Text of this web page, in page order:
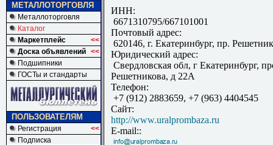
МЕТАЛЛОТОРГОВЛЯ
Металлоторговля
Каталог
Маркетплейс
<<
Доска объявлений <<
Подшипники
ГОСТы и стандарты
ПОЛЬЗОВАТЕЛЯМ
Регистрация
<<
Подписка
ИНН:
6671310795/667101001
Почтовый адрес:
620146, г. Екатеринбург, пр.
Юридический адрес:
Свердловская обл, г Екатеринбург,
Решетникова, д 22А
Телефон:
+7 (912) 2883659, +7 (963) 4404545
Сайт:
http://www.uralprombaza.ru
E-mail::